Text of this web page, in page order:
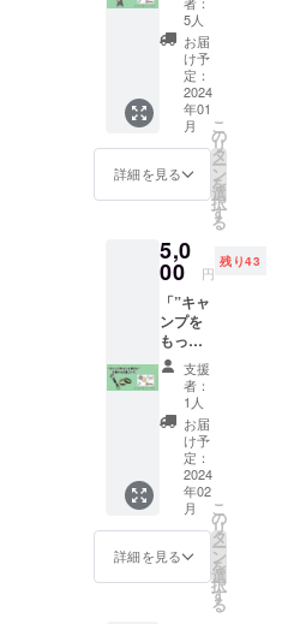
スト
カード
②(4's)
Baseで
使える
ホット
サンド
交換券
(シング
Baseで
使える
ソフト
ドリン
ク交換
券×５
詳細 ①
感謝の
気持ち
を代表
者（絢
翔また
は慎）
が直筆
でポス
トカー
ドに書
(4’s)Ba
seを食
べに来
て、直
接応援
した
い！と
いう
方、よ
ろしく
お願い
す。 ①
お礼
メッ
セージ
入りポ
スト
カード
②(4's)
Baseの
ホット
サンド
購入で
使える
500円値
引きチ
ケット
×10
5人
お届
け予
定：
2024
年01
月
詳細を見る
こ
の
リ
タ
ー
ン
を
選
択
す
る
5,0
00 円
残り43
「”キャ
ンプを
もっと
身近
に”お家
から応
援コー
ス」
(4’s)Ba
seを応
援しな
がら、
家で
キャン
プ気分
を味わ
支援
者：
1人
お届
け予
定：
2024
年02
月
詳細を見る
こ
の
リ
タ
ー
ン
を
選
択
す
る